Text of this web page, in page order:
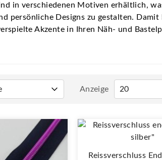
in verschiedenen Motiven erhältlich,
persönliche Designs zu gestalten. Damit
Akzente in Ihren Näh- und
Anzeige
Reissverschluss